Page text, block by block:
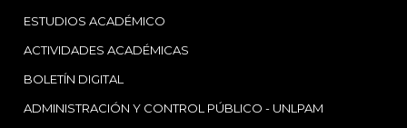
ESTUDIOS ACADÉMICO
ACTIVIDADES ACADÉMICAS
BOLETÍN DIGITAL
ADMINISTRACIÓN Y CONTROL PÚBLICO - UNLPAM